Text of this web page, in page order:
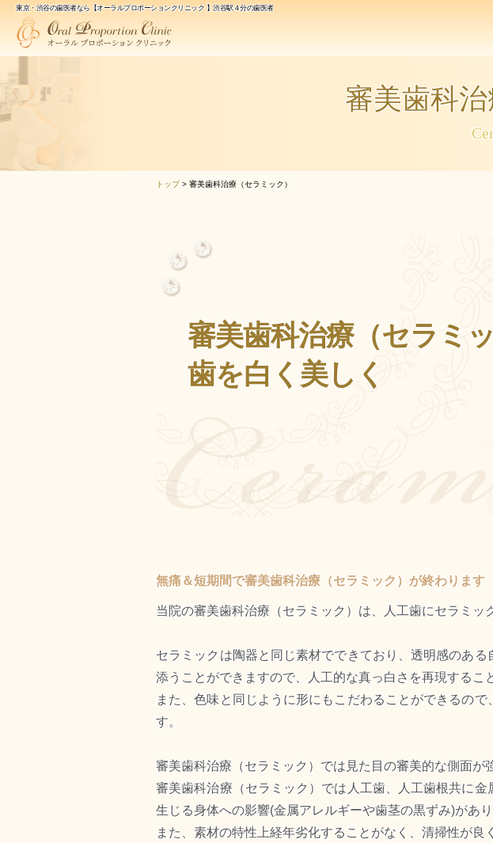
東京・渋谷の歯医者なら【オーラルプロポーションクリニック 】渋谷駅４分の歯医者
審美歯科治
トップ> 審美歯科治療（セラミック）
審美歯科治療（セラミッ
歯を白く美しく
無痛＆短期間で審美歯科治療（セラミック）が終わります
当院の審美歯科治療（セラミック）は、人工歯にセラミッ
セラミックは陶器と同じ素材でできており、透明感のあ
添うことができますので、人工的な真っ白さを再現するこ
また、色味と同じように形にもこだわることができるので、
す。
審美歯科治療（セラミック）では見た目の審美的な側面が
審美歯科治療（セラミック）では人工歯、人工歯根共に
生じる身体への影響(金属アレルギーや歯茎の黒ずみ)があり
また、素材の特性上経年劣化することがなく、清掃性が良